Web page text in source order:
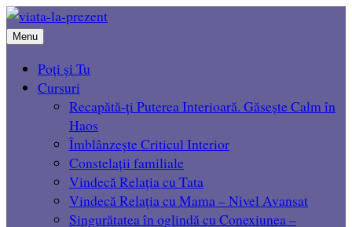
Menu
Poți și Tu
Cursuri
Recapătă-ți Puterea Interioară. Găsește Calm în
Haos
Îmblânzește Criticul Interior
Constelații familiale
Vindecă Relația cu Tata
Vindecă Relația cu Mama – Nivel Avansat
Singurătatea în oglindă cu Conexiunea –